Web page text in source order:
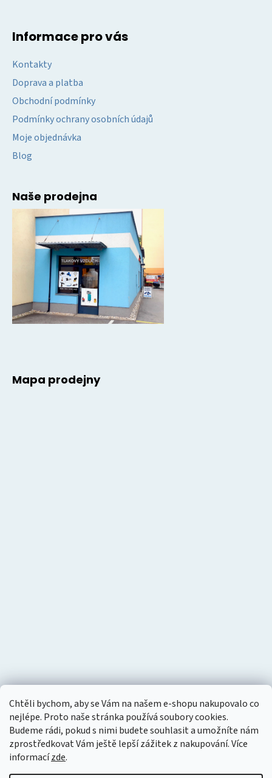
Chtěli bychom, aby se Vám na našem e-shopu nakupovalo co
nejlépe. Proto naše stránka používá soubory cookies.
Budeme rádi, pokud s nimi budete souhlasit a umožníte nám
zprostředkovat Vám ještě lepší zážitek z nakupování.Více
informacízde.
Informace pro vás
Kontakty
Doprava a platba
Obchodní podmínky
Podmínky ochrany osobních údajů
Moje objednávka
Blog
Naše prodejna
Mapa prodejny